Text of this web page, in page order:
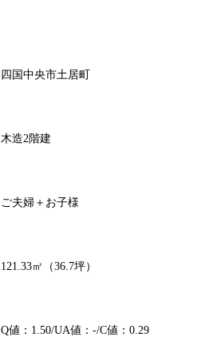
四国中央市土居町
木造2階建
ご夫婦＋お子様
121.33㎡（36.7坪）
Q値：1.50/UA値：-/C値：0.29